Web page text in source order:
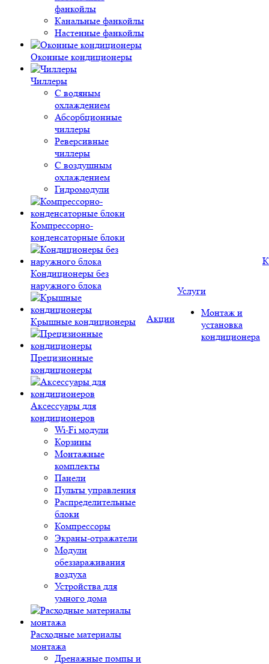
фанкойлы
Канальные фанкойлы
Настенные фанкойлы
Оконные кондиционеры
Чиллеры
С водяным
охлаждением
Абсорбционные
чиллеры
Реверсивные
чиллеры
С воздушным
охлаждением
Гидромодули
Компрессорно-
конденсаторные блоки
Кондиционеры без
наружного блока
Крышные кондиционеры
Прецизионные
кондиционеры
Аксессуары для
кондиционеров
Wi-Fi модули
Корзины
Монтажные
комплекты
Панели
Пульты управления
Распределительные
блоки
Компрессоры
Экраны-отражатели
Модули
обеззараживания
воздуха
Устройства для
умного дома
Расходные материалы
монтажа
Дренажные помпы и
Акции
Услуги
Монтаж и
установка
кондиционера